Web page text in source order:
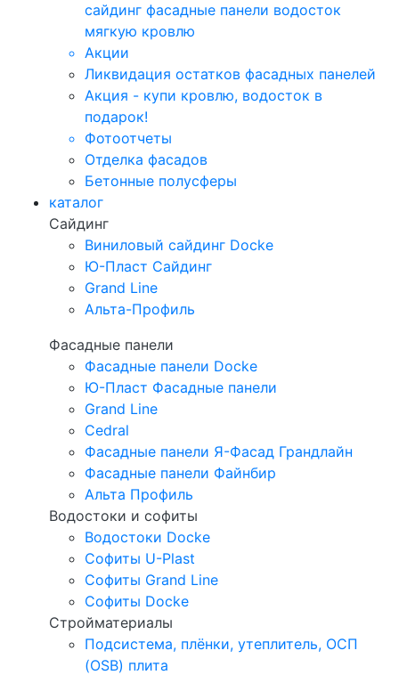
сайдинг фасадные панели водосток
мягкую кровлю
Акции
Ликвидация остатков фасадных панелей
Акция - купи кровлю, водосток в
подарок!
Фотоотчеты
Отделка фасадов
Бетонные полусферы
каталог
Сайдинг
Виниловый сайдинг Docke
Ю-Пласт Сайдинг
Grand Line
Альта-Профиль
Фасадные панели
Фасадные панели Docke
Ю-Пласт Фасадные панели
Grand Line
Cedral
Фасадные панели Я-Фасад Грандлайн
Фасадные панели Файнбир
Альта Профиль
Водостоки и софиты
Водостоки Docke
Софиты U-Plast
Софиты Grand Line
Софиты Docke
Стройматериалы
Подсистема, плёнки, утеплитель, ОСП
(OSB) плита